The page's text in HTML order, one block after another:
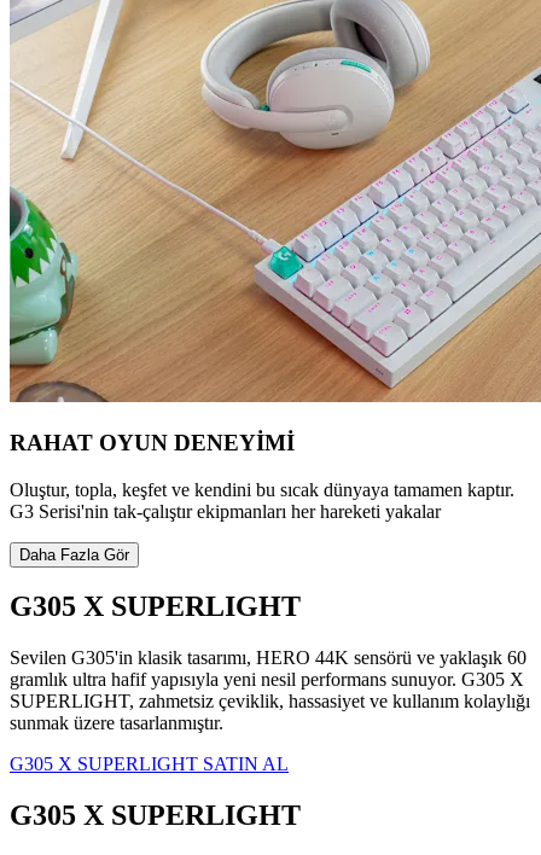
RAHAT OYUN DENEYİMİ
Oluştur, topla, keşfet ve kendini bu sıcak dünyaya tamamen kaptır.
G3 Serisi'nin tak-çalıştır ekipmanları her hareketi yakalar
Daha Fazla Gör
G305 X SUPERLIGHT
Sevilen G305'in klasik tasarımı, HERO 44K sensörü ve yaklaşık 60
gramlık ultra hafif yapısıyla yeni nesil performans sunuyor. G305 X
SUPERLIGHT, zahmetsiz çeviklik, hassasiyet ve kullanım kolaylığı
sunmak üzere tasarlanmıştır.
G305 X SUPERLIGHT SATIN AL
G305 X SUPERLIGHT